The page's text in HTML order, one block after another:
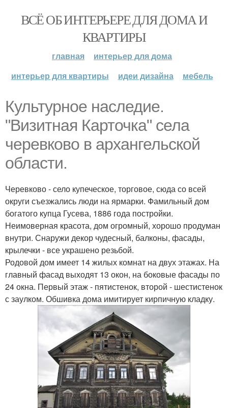
ВСЁ ОБ ИНТЕРЬЕРЕ ДЛЯ ДОМА И
КВАРТИРЫ
главная
интерьер для дома
интерьер для квартиры
идеи дизайна мебель
Культурное наследие.
"Визитная Карточка" села
черевково в архангельской
области.
Черевково - село купеческое, торговое, сюда со всей
округи съезжались люди на ярмарки. Фамильный дом
богатого купца Гусева, 1886 года постройки.
Неимоверная красота, дом огромный, хорошо продуман
внутри. Снаружи декор чудесный, балконы, фасады,
крылечки - все украшено резьбой.
Родовой дом имеет 14 жилых комнат на двух этажах. На
главный фасад выходят 13 окон, на боковые фасады по
24 окна. Первый этаж - пятистенок, второй - шестистенок
с заулком. Обшивка дома имитирует кирпичную кладку.